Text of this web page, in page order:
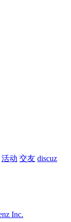
活动 交友 discuz
Inc.